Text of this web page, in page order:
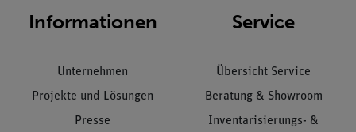
Informationen
Unternehmen
Projekte und Lösungen
Presse
Service
Übersicht Service
Beratung & Showroom
Inventarisierungs- &